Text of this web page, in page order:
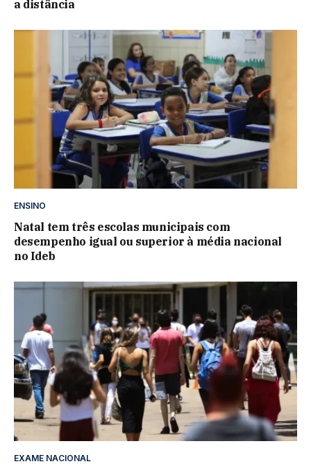
a distância
ENSINO
Natal tem três escolas municipais com
desempenho igual ou superior à média nacional
no Ideb
EXAME NACIONAL